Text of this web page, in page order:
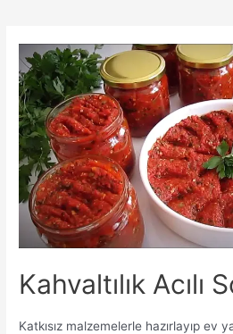
Kahvaltılık Acılı
Katkısız malzemelerle hazırlayıp ev